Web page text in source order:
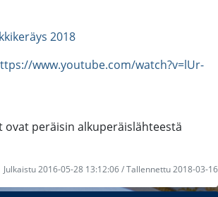
2018
www.youtube.com/watch?v=lUr-
ovat peräisin alkuperäislähteestä
Julkaistu 2016-05-28 13:12:06 / Tallennettu 2018-03-16